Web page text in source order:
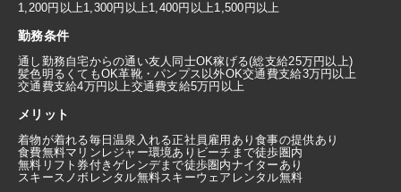
1,200円以上1,300円以上1,400円以上1,500円以上
勤務条件
通し勤務自宅からの通い友人同士OK稼げる(総支給25万円以上)
髪色明るくてもOK革靴・パンプス以外OK交通費支給3万円以上
交通費支給4万円以上交通費支給5万円以上
メリット
着物が着れる毎日温泉入れる正社員雇用あり食事の提供あり
食費無料マリンレジャー環境あり ビーチまで徒歩圏内
無料リフト券付きゲレンデまで徒歩圏内ナイターあり
スキースノボレンタル無料スキーウェアレンタル無料